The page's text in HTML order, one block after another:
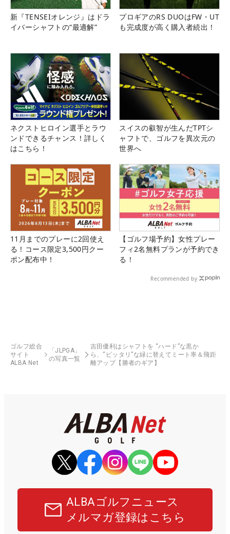
新『TENSEIオレンジ』はドラ
イバーシャフトの“最適解”
プロギアのRS DUOはFW・UT
も完成度が高く購入者続出！
ネクストヒロイン選手とラウ
ンドできるチャンス！詳しく
はこちら！
スイスの叡智が生んだTPTシ
ャフトで、ゴルフを異次元の
世界へ
11月までのプレーに2回使え
る！コース限定3,500円クー
ポン配布中！
【ゴルフ場予約】女性プレー
フィ2名無料プランが予約でき
る！
Recommended by
ゴルフ総合
サイト
ALBA Net
「JLPGA」
の写真一覧
吉田優利はシャフトを “ハード”な黒か
ら、“ピッタリ”な緑に替えてミート率＆飛距
離アップ【勝者のギア】
ALBAゴルフニュース
メルマガ登録はこちら